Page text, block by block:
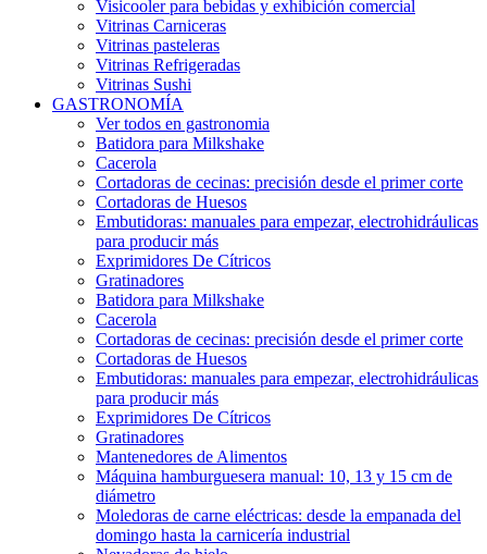
Visicooler para bebidas y exhibición comercial
Vitrinas Carniceras
Vitrinas pasteleras
Vitrinas Refrigeradas
Vitrinas Sushi
GASTRONOMÍA
Ver todos en gastronomia
Batidora para Milkshake
Cacerola
Cortadoras de cecinas: precisión desde el primer corte
Cortadoras de Huesos
Embutidoras: manuales para empezar, electrohidráulicas
para producir más
Exprimidores De Cítricos
Gratinadores
Batidora para Milkshake
Cacerola
Cortadoras de cecinas: precisión desde el primer corte
Cortadoras de Huesos
Embutidoras: manuales para empezar, electrohidráulicas
para producir más
Exprimidores De Cítricos
Gratinadores
Mantenedores de Alimentos
Máquina hamburguesera manual: 10, 13 y 15 cm de
diámetro
Moledoras de carne eléctricas: desde la empanada del
domingo hasta la carnicería industrial